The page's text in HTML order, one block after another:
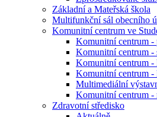
Základní a Mateřská škola
Multifunkční sál obecního
Komunitní centrum ve
Komunitní centrum -
Komunitní centrum -
Komunitní centrum -
Komunitní centrum -
Multimediální
Komunitní centrum -
Zdravotní středisko